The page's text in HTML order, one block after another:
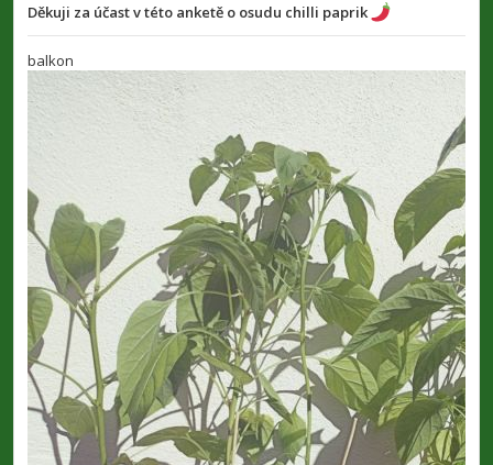
Děkuji za účast v této anketě o osudu chilli paprik
balkon